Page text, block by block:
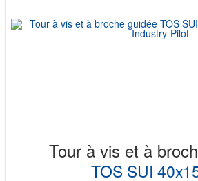
Tour à vis et à
TOS SUI